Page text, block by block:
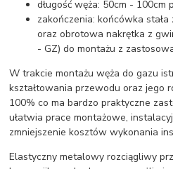
długość węża: 50cm - 100cm
zakończenia: końcówka
oraz obrotowa nakrętka z
- GZ) do montażu z
W trakcie montażu węża do gazu
kształtowania przewodu oraz jego
100% co ma bardzo praktyczne
ułatwia prace montażowe,
zmniejszenie kosztów wykonania
Elastyczny metalowy rozciągliwy